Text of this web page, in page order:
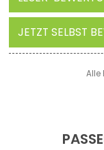
JETZT SELBST
Alle